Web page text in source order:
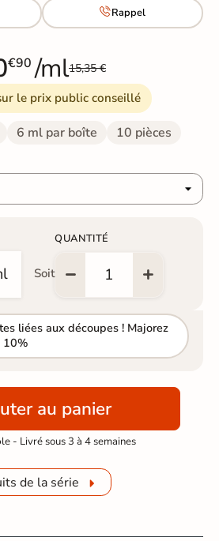
Rappel
€90 /ml15,35 €
le prix public conseillé
6 ml par boîte 10 pièces
Soit
QUANTITÉ
liées aux découpes ! Majorez
10%
au panier
- Livré sous 3 à 4 semaines
de la série